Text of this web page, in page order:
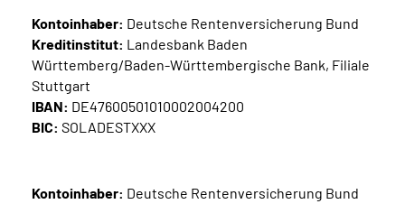
Kontoinhaber: Deutsche Rentenversicherung Bund
Kreditinstitut: Landesbank Baden
Württemberg/Baden-Württembergische Bank, Filiale
Stuttgart
IBAN: DE47600501010002004200
BIC: SOLADESTXXX
Kontoinhaber: Deutsche Rentenversicherung Bund